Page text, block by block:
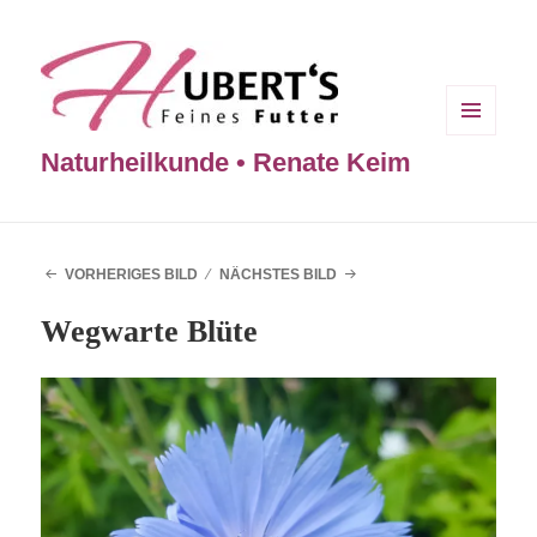
Naturheilkunde • Renate Keim
VORHERIGES BILD NÄCHSTES BILD
Wegwarte Blüte